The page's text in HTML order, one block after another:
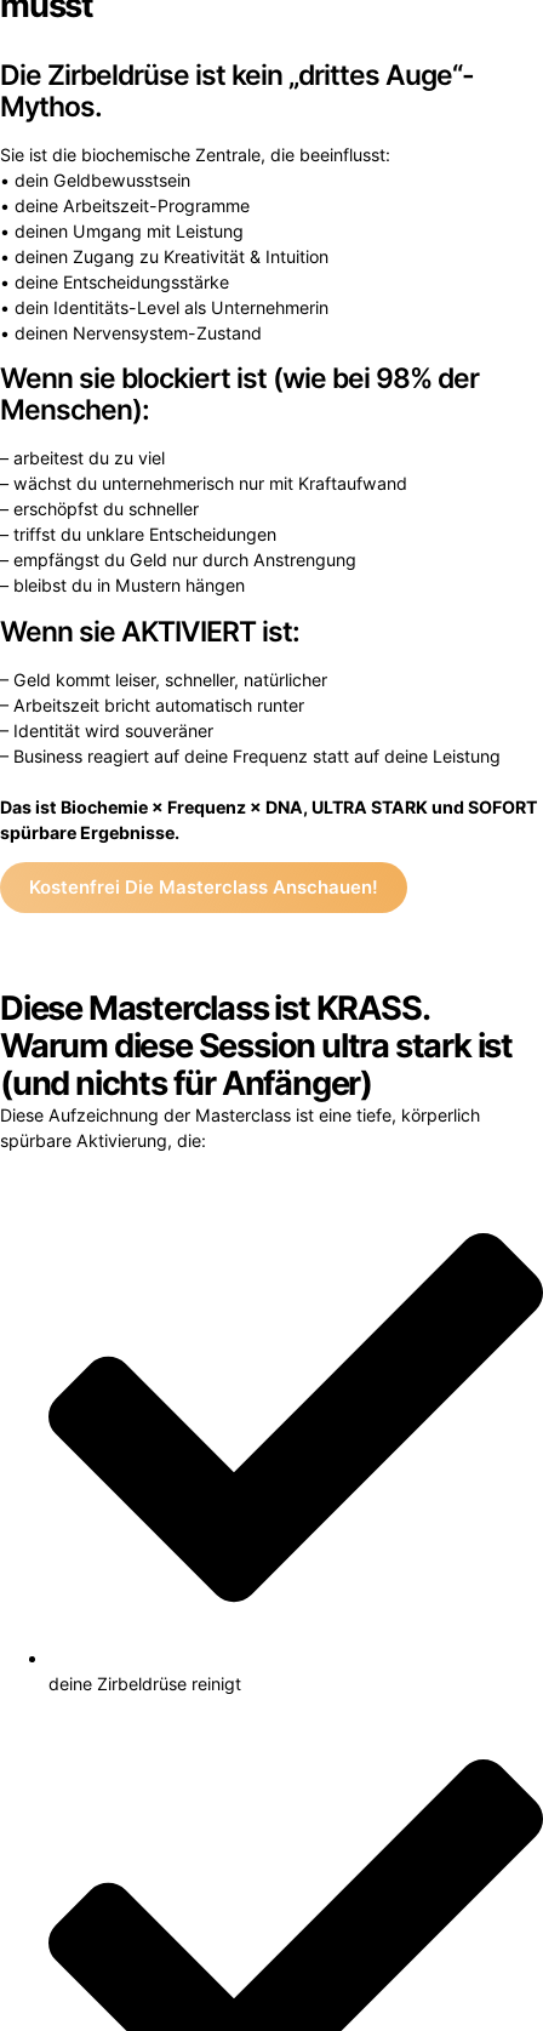
Die Zirbeldrüse ist kein „drittes Auge“-
Mythos.
Sie ist die biochemische Zentrale, die beeinflusst:
• dein Geldbewusstsein
• deine Arbeitszeit-Programme
• deinen Umgang mit Leistung
• deinen Zugang zu Kreativität & Intuition
• deine Entscheidungsstärke
• dein Identitäts-Level als Unternehmerin
• deinen Nervensystem-Zustand
Wenn sie blockiert ist (wie bei 98% der
Menschen):
– arbeitest du zu viel
– wächst du unternehmerisch nur mit Kraftaufwand
– erschöpfst du schneller
– triffst du unklare Entscheidungen
– empfängst du Geld nur durch Anstrengung
– bleibst du in Mustern hängen
Wenn sie AKTIVIERT ist:
– Geld kommt leiser, schneller, natürlicher
– Arbeitszeit bricht automatisch runter
– Identität wird souveräner
– Business reagiert auf deine Frequenz statt auf deine Leistung
Das ist Biochemie × Frequenz × DNA, ULTRA STARK und SOFORT
spürbare Ergebnisse.
Kostenfrei Die Masterclass Anschauen!
Diese Masterclass ist KRASS.
Warum diese Session ultra stark ist
(und nichts für Anfänger)
Diese Aufzeichnung der Masterclass ist eine tiefe, körperlich
spürbare Aktivierung, die:
deine Zirbeldrüse reinigt